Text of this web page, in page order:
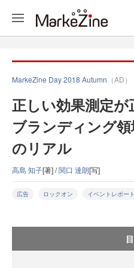
MarkeZine Day 2018 Autumn （AD）
正しい効果測定が
ブランディング
のリアル
高島 知子[著] /関口 達朗[写]
広告 ロックオン イベントレポート